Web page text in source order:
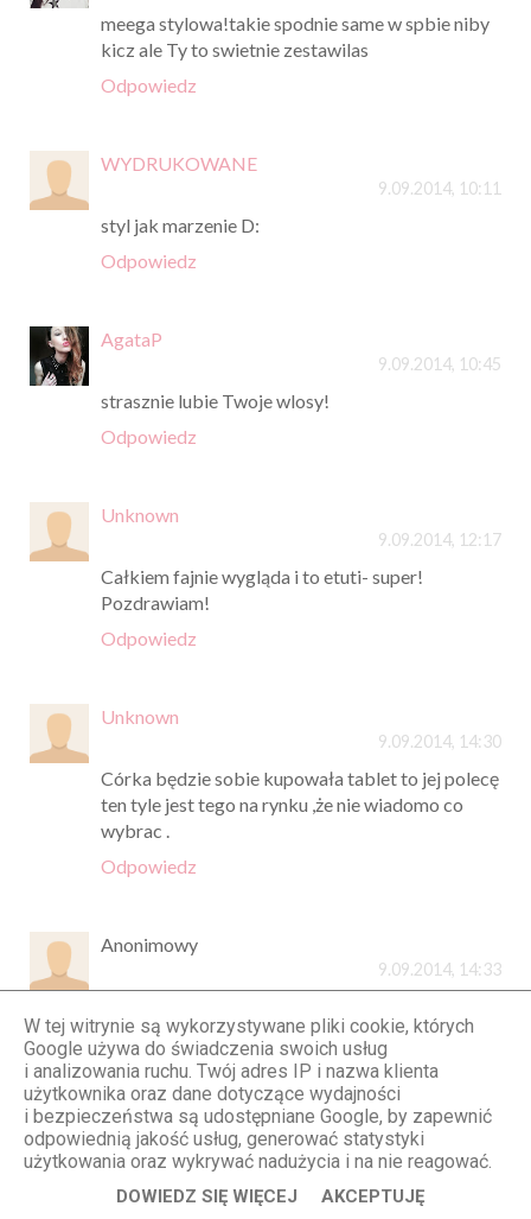
meega stylowa!takie spodnie same w spbie niby
kicz ale Ty to swietnie zestawilas
Odpowiedz
WYDRUKOWANE
9.09.2014, 10:11
styl jak marzenie D:
Odpowiedz
AgataP
9.09.2014, 10:45
strasznie lubie Twoje wlosy!
Odpowiedz
Unknown
9.09.2014, 12:17
Całkiem fajnie wygląda i to etuti- super!
Pozdrawiam!
Odpowiedz
Unknown
9.09.2014, 14:30
Córka będzie sobie kupowała tablet to jej polecę
ten tyle jest tego na rynku ,że nie wiadomo co
wybrac .
Odpowiedz
Anonimowy
9.09.2014, 14:33
idealna.Recenzja tableta mnie nie urzekła, nic
oryginalnego się w niej nie pojawiło, natomiast
sam tablet super.Jak widać nic na blogu nie
pojawia się bez przyczyny :-D
Odpowiedz
W tej witrynie są wykorzystywane pliki cookie, których
Google używa do świadczenia swoich usług
i analizowania ruchu. Twój adres IP i nazwa klienta
użytkownika oraz dane dotyczące wydajności
i bezpieczeństwa są udostępniane Google, by zapewnić
odpowiednią jakość usług, generować statystyki
użytkowania oraz wykrywać nadużycia i na nie reagować.
DOWIEDZ SIĘ WIĘCEJ AKCEPTUJĘ